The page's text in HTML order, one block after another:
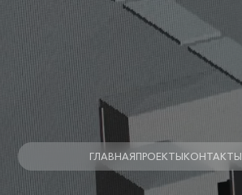
ГЛАВНАЯПРОЕКТЫКОНТАКТЫ